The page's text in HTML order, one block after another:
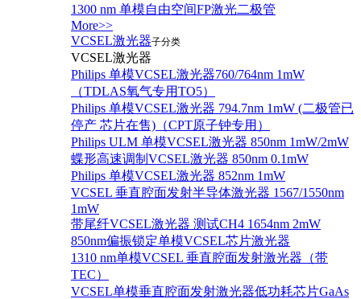
1300 nm 单模自由空间FP激光二极管
More>>
VCSEL激光器子分类
VCSEL激光器
Philips 单模VCSEL激光器760/764nm 1mW
（TDLAS氧气专用TO5）
Philips 单模VCSEL激光器 794.7nm 1mW (二极管已
停产 芯片在售)（CPT原子钟专用）
Philips ULM 单模VCSEL激光器 850nm 1mW/2mW
蝶形高速调制VCSEL激光器 850nm 0.1mW
Philips 单模VCSEL激光器 852nm 1mW
VCSEL 垂直腔面发射半导体激光器 1567/1550nm
1mW
带尾纤VCSEL激光器 测试CH4 1654nm 2mW
850nm偏振锁定单模VCSEL芯片激光器
1310 nm单模VCSEL 垂直腔面发射激光器（带
TEC）
VCSEL单模垂直腔面发射激光器低功耗芯片GaAs